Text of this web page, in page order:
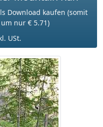
Download kaufen (somit
nur € 5.71)
USt.